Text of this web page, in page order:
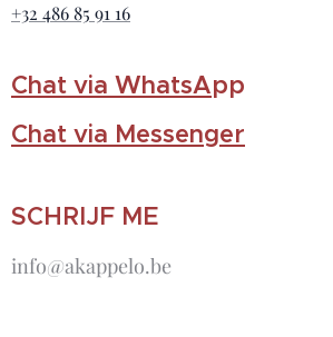
+32 486 85 91 16
Chat via WhatsApp
Chat via Messenger
SCHRIJF ME
info@akappelo.be